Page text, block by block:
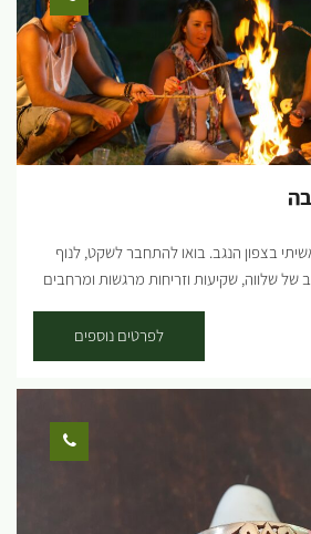
בצפון הנגב. בואו להתחבר לשקט, לנוף
של שלווה, שקיעות וזריחות מרגשות ומרחבים
שיח עם דודי, החולם, היוזם והמגשים, כולל
סדנאות חיבור לטבע סדנאות לפתיחת הלב
מותאמות אישית על פי בקשה לינת קמפינג
מקלחת חמה ומטבחון. לינה בגלאמפינג /
מקלחת חמה ונוף חלומי. לינה באוהל מרכזי,
אידיאלי לקבוצות, סדנאות וריטריטים מחירים: סיורים - 50 ש"ח לאדם
לפרטים נוספים